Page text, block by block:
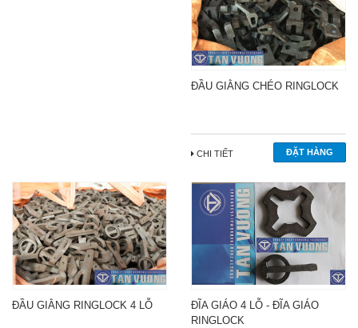
ĐẦU GIẰNG CHÉO RINGLOCK
CHI TIẾT
ĐẦU GIẰNG RINGLOCK 4 LỖ
ĐĨA GIÁO 4 LỖ - ĐĨA GIÁO
RINGLOCK